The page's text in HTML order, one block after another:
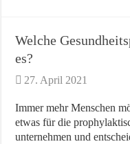
Welche
es?
27. April 2021
Immer mehr Menschen
etwas für die
unternehmen und